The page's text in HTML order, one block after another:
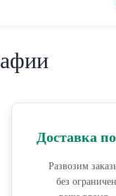
Доставка
Развозим
без